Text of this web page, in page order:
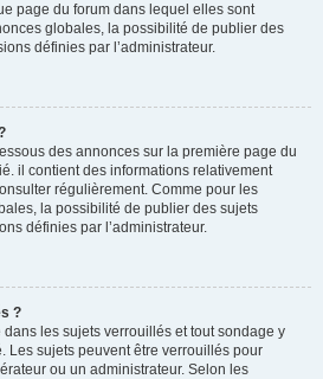
page du forum dans lequel elles sont
globales, la possibilité de publier des
définies par l’administrateur.
des annonces sur la première page du
il contient des informations relativement
régulièrement. Comme pour les
la possibilité de publier des sujets
définies par l’administrateur.
?
les sujets verrouillés et tout sondage y
Les sujets peuvent être verrouillés pour
ou un administrateur. Selon les